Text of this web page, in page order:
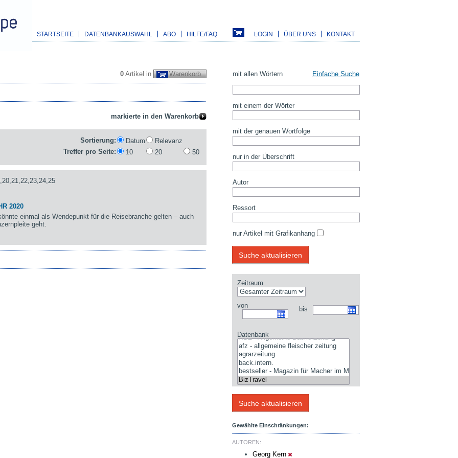
STARTSEITE DATENBANKAUSWAHL ABO HILFE/FAQ LOGIN ÜBER UNS KONTAKT
0 Artikel in Warenkorb
Sortierung: Datum
Relevanz
Treffer pro Seite:
10 20 50
2020
einmal als Wendepunkt für die Reisebranche gelten – auch
geht.
mit allen Wörtern Einfache Suche
mit einem der Wörter
mit der genauen Wortfolge
nur in der Überschrift
Autor
Ressort
nur Artikel mit Grafikanhang
Zeitraum
von bis
Datenbank
Gewählte Einschränkungen:
AUTOREN:
Georg Kern